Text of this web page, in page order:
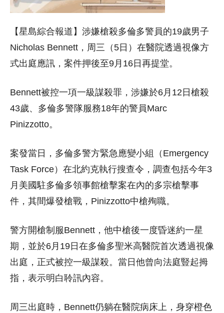
【星島綜合報道】涉嫌槍殺多倫多警員的19歲男子
Nicholas Bennett，周三（5日）在醫院透過視像方
式出庭應訊，案件押後至9月16日再提堂。
Bennett被控一項一級謀殺罪，涉嫌於6月12日槍殺
43歲、多倫多警隊服務18年的警員Marc
Pinizzotto。
案發當日，多倫多警方緊急應變小組（Emergency
Task Force）在北約克執行搜查令，調查包括今年3
月美國駐多倫多領事館槍擊案在內的多宗槍擊事
件，其間爆發槍戰，Pinizzotto中槍殉職。
警方開槍制服Bennett，他中槍後一度昏迷約一星
期，並於6月19日在多倫多聖米高醫院首次透過視像
出庭，正式被控一級謀殺。當日他曾向法庭豎起拇
指，表示明白聆訊內容。
周三出庭時，Bennett仍躺在醫院病床上，身穿橙色